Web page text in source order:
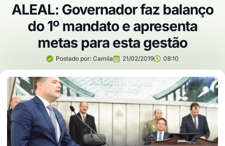
ALEAL: Governador faz balanço
do 1º mandato e apresenta
metas para esta gestão
Postado por: Camila 21/02/2019 08:10